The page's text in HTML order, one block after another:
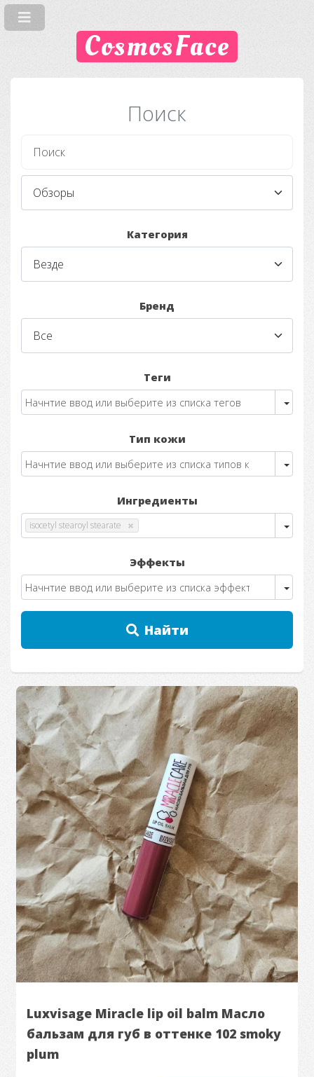
CosmosFace
Поиск
Категория
Бренд
Теги
Тип кожи
Ингредиенты
isocetyl stearoyl stearate
Эффекты
Найти
Luxvisage Miracle lip oil balm Масло
бальзам для губ в оттенке 102 smoky
plum